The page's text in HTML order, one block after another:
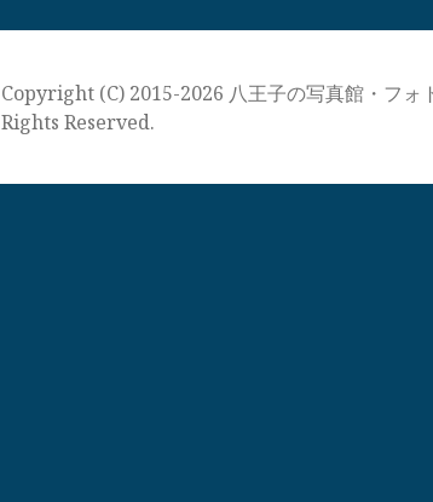
Copyright (C) 2015-2026 八王子の写真館・フォ
Rights Reserved.